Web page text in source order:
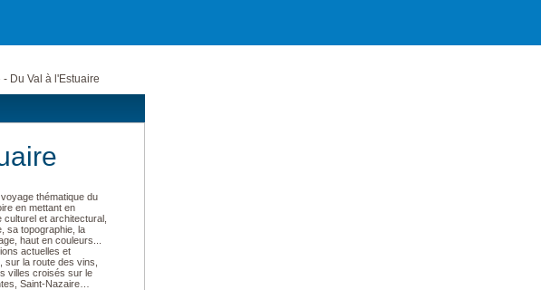
- Du Val à l'Estuaire
thématique du
en mettant en
culturel et architectural,
sa topographie, la
haut en couleurs...
actuelles et
sur la route des vins,
villes croisés sur le
Saint-Nazaire…